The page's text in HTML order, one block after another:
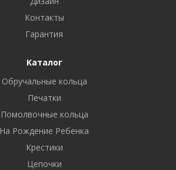
Контакты
Гарантия
Каталог
Обручальные кольца
Печатки
Помолвочные кольца
На Рождение Ребенка
Крестики
Цепочки